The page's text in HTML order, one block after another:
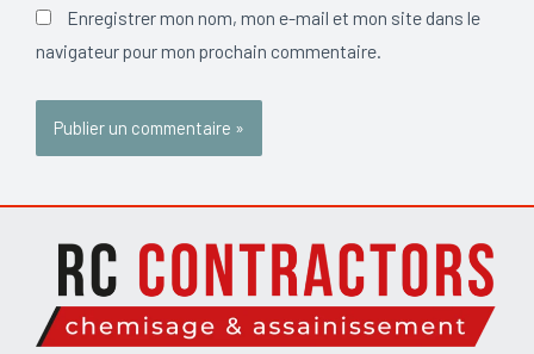
Enregistrer mon nom, mon e-mail et mon site dans le
navigateur pour mon prochain commentaire.